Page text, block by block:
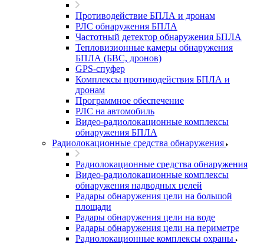
Противодействие БПЛА и дронам
РЛС обнаружения БПЛА
Частотный детектор обнаружения БПЛА
Тепловизионные камеры обнаружения
БПЛА (БВС, дронов)
GPS-спуфер
Комплексы противодействия БПЛА и
дронам
Программное обеспечение
РЛС на автомобиль
Видео-радиолокационные комплексы
обнаружения БПЛА
Радиолокационные средства обнаружения
Радиолокационные средства обнаружения
Видео-радиолокационные комплексы
обнаружения надводных целей
Радары обнаружения цели на большой
площади
Радары обнаружения цели на воде
Радары обнаружения цели на периметре
Радиолокационные комплексы охраны